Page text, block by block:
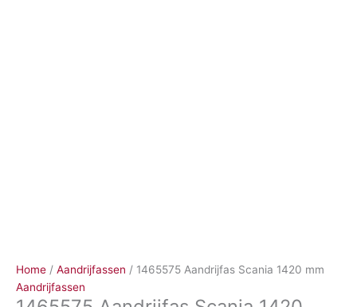
Home / Aandrijfassen / 1465575 Aandrijfas Scania 1420 mm
Aandrijfassen